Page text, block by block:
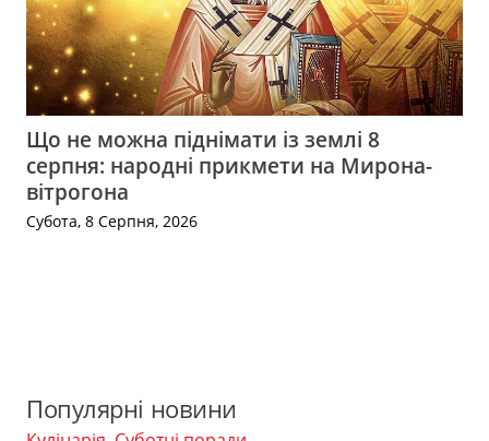
Що не можна піднімати із землі 8
серпня: народні прикмети на Мирона-
вітрогона
Субота, 8 Серпня, 2026
Популярні новини